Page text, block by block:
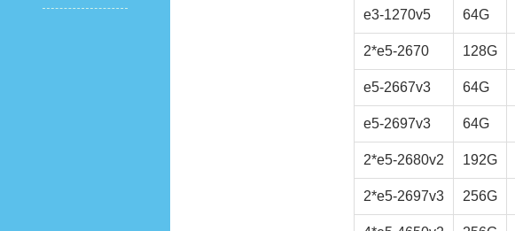
e3-1270v5 64G
2*e5-2670 128G
e5-2667v3 64G
e5-2697v3 64G
2*e5-2680v2 192G
2*e5-2697v3 256G